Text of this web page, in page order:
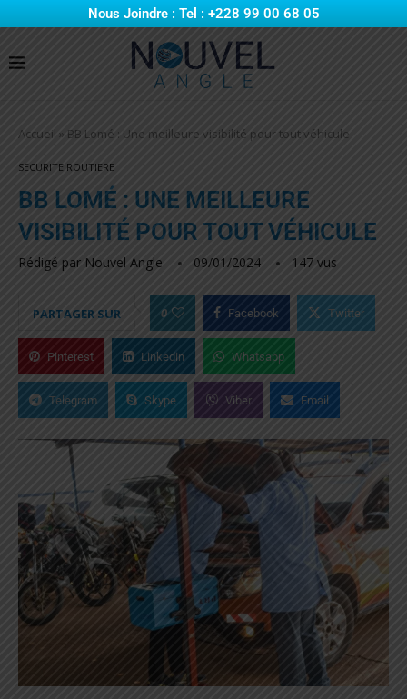
Nous Joindre : Tel : +228 99 00 68 05
Accueil » BB Lomé : Une meilleure visibilité pour tout véhicule
SECURITE ROUTIERE
BB LOMÉ : UNE MEILLEURE
VISIBILITÉ POUR TOUT VÉHICULE
Rédigé par Nouvel Angle 09/01/2024 147 vus
PARTAGER SUR 0 Facebook Twitter
Pinterest Linkedin Whatsapp
Telegram Skype Viber Email